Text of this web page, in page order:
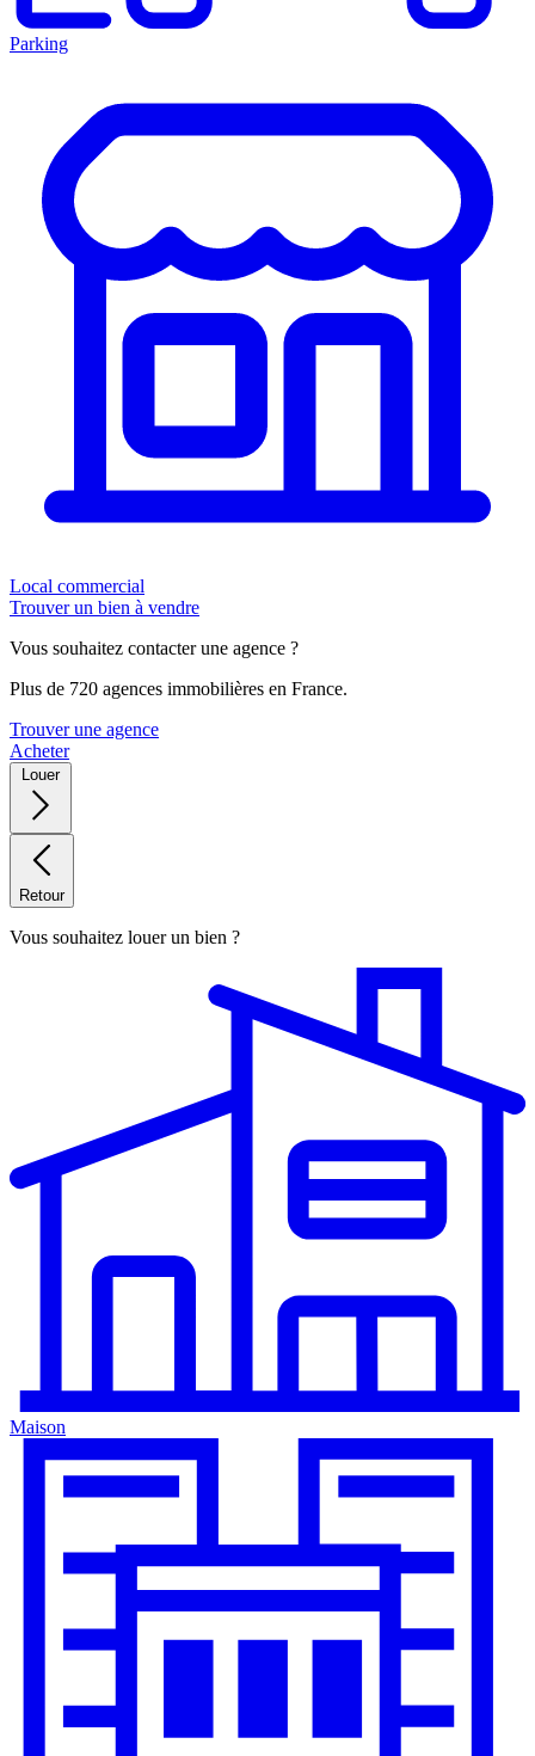
Parking
Local commercial
Trouver un bien à vendre
Vous souhaitez contacter une agence ?
Plus de 720 agences immobilières en France.
Trouver une agence
Acheter
Louer
Retour
Vous souhaitez louer un bien ?
Maison